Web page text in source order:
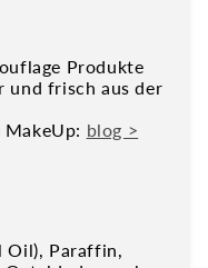
Produkte
und frisch aus der
blog >
Oil), Paraffin,